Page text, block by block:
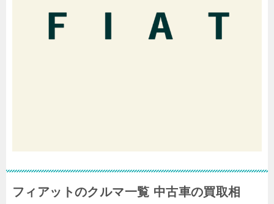
フィアットのクルマ一覧 中古車の買取相